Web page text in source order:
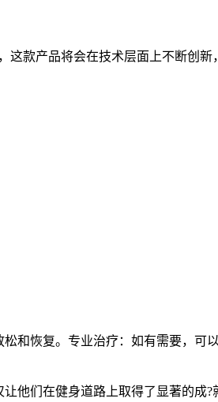
这款产品将会在技术层面上不断创新
和恢复。专业治疗：如有需要，可
他们在健身道路上取得了显著的成?